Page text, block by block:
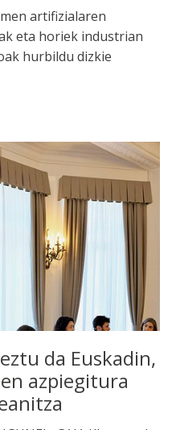
artifizialaren
eta horiek industrian
hurbildu dizkie
da Euskadin,
azpiegitura